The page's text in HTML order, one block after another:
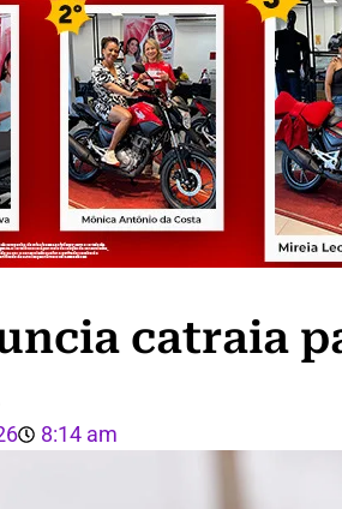
catraia
8:14 am